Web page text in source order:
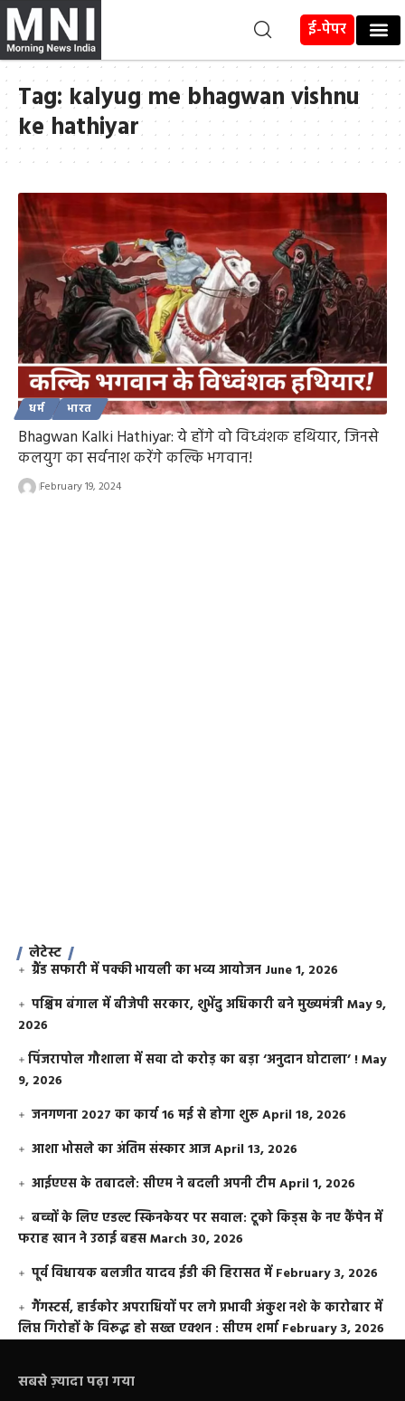
ई-पेपर
Tag: kalyug me bhagwan vishnu
ke hathiyar
धर्म भारत
Bhagwan Kalki Hathiyar: ये होंगे वो विध्वंशक हथियार, जिनसे
कलयुग का सर्वनाश करेंगे कल्कि भगवान!
February 19, 2024
लेटेस्ट
ग्रैंड सफारी में पक्की भायली का भव्य आयोजन June 1, 2026
पश्चिम बंगाल में बीजेपी सरकार, शुभेंदु अधिकारी बने मुख्यमंत्रीMay 9,
2026
​पिंजरापोल गौशाला में सवा दो करोड़ का बड़ा ‘अनुदान घोटाला’ !May
9, 2026
जनगणना 2027 का कार्य 16 मई से होगा शुरूApril 18, 2026
आशा भोसले का अंतिम संस्कार आजApril 13, 2026
आईएएस के तबादले: सीएम ने बदली अपनी टीमApril 1, 2026
बच्चों के लिए एडल्ट स्किनकेयर पर सवाल: टूको किड्स के नए कैंपेन में
फराह खान ने उठाई बहसMarch 30, 2026
पूर्व विधायक बलजीत यादव ईडी की हिरासत में February 3, 2026
गैंगस्टर्स, हार्डकोर अपराधियों पर लगे प्रभावी अंकुश नशे के कारोबार में
लिप्त गिरोहों के विरूद्ध हो सख्त एक्शन : सीएम शर्मा February 3, 2026
सबसे ज़्यादा पढ़ा गया